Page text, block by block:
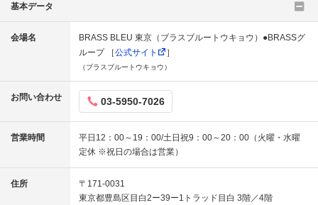
基本データ
会場名
BRASS BLEU 東京（ブラスブルートウキョウ）●BRASSグ
ループ ［公式サイト ］
（ブラスブルートウキョウ）
お問い合わせ 03-5950-7026
営業時間
平日12：00～19：00/土日祝9：00～20：00（火曜・水曜
定休 ※祝日の場合は営業）
住所
〒171-0031
東京都豊島区目白2ー39ー1トラッド目白 3階／4階